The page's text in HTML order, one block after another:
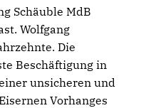
Schäuble MdB
Wolfgang
Die
Beschäftigung in
unsicheren und
Vorhanges